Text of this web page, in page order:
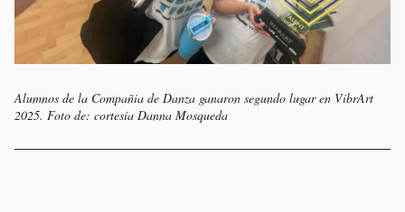
Alumnos de la Compañia de Danza ganaron segundo lugar en VibrArt
2025. Foto de: cortesía Danna Mosqueda​​​​